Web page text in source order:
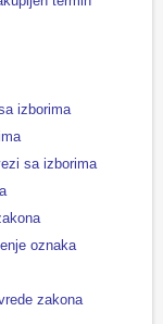
izborima
sa izborima
oznaka
zakona